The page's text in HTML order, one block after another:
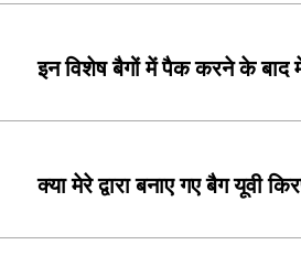
इन विशेष बैगों में पैक करने के बाद
क्या मेरे द्वारा बनाए गए बैग यूवी